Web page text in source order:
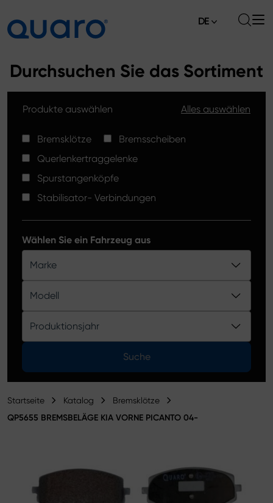
Bremsklötze
Bremsscheiben High Carbon
Spurstangenköpfe
Bremsklötze Silver Ceramic
Produktkatalog
Aktuelles
Verkaufsstellen
Kontakt
DE
Durchsuchen Sie das Sortiment
Produkte auswählen Alles auswählen
Bremsklötze
Bremsscheiben
Querlenkertraggelenke
Spurstangenköpfe
Stabilisator- Verbindungen
Wählen Sie ein Fahrzeug aus
Marke
Modell
Produktionsjahr
Suche
Startseite Katalog Bremsklötze
QP5655 BREMSBELÄGE KIA VORNE PICANTO 04-